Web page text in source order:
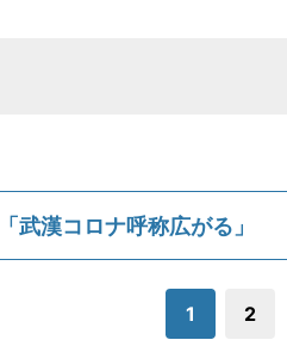
武漢コロナ呼称広がる」
1 2